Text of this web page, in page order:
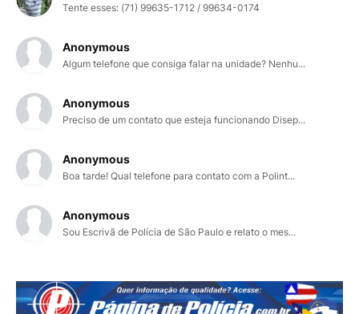
Tente esses: (71) 99635-1712 / 99634-0174
Anonymous
Algum telefone que consiga falar na unidade? Nenhu...
Anonymous
Preciso de um contato que esteja funcionando Disep...
Anonymous
Boa tarde! Qual telefone para contato com a Polint...
Anonymous
Sou Escrivã de Polícia de São Paulo e relato o mes...